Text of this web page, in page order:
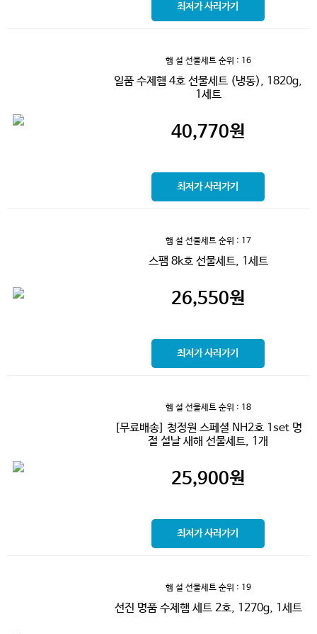
최저가 사러가기
햄 설 선물세트순위 : 16
일품 수제햄 4호 선물세트 (냉동), 1820g,
1세트
40,770원
최저가 사러가기
햄 설 선물세트순위 : 17
스팸 8k호 선물세트, 1세트
26,550원
최저가 사러가기
햄 설 선물세트순위 : 18
[무료배송] 청정원 스페셜 NH2호 1set 명
절 설날 새해 선물세트, 1개
25,900원
최저가 사러가기
햄 설 선물세트순위 : 19
선진 명품 수제햄 세트 2호, 1270g, 1세트